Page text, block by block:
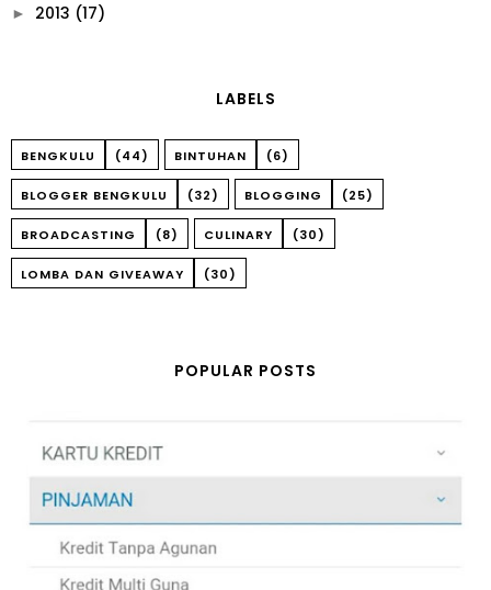
► 2013 (17)
LABELS
BENGKULU (44) BINTUHAN (6)
BLOGGER BENGKULU (32) BLOGGING (25)
BROADCASTING (8) CULINARY (30)
LOMBA DAN GIVEAWAY (30)
POPULAR POSTS